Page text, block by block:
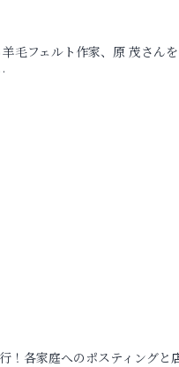
毛フェルト作家、原 茂さん
！各家庭へのポスティングと